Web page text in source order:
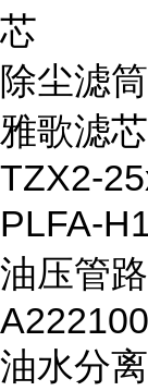
芯
除尘滤
雅歌滤
TZX2-
PLFA-
油压管
油水分